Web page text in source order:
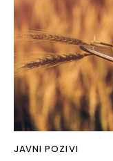
JAVNI POZIVI